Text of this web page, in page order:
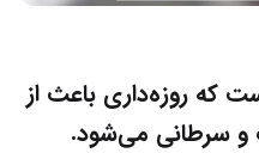
که روزه‌داری باعث از
و سرطانی می‌شود.